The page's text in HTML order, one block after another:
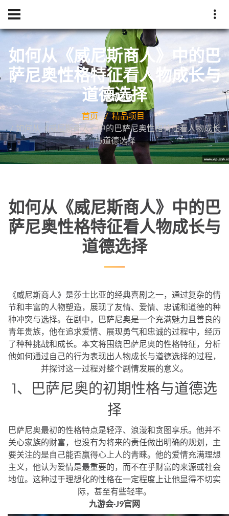
如何从《威尼斯商人》中的巴
萨尼奥性格特征看人物成长与
道德选择
首页
精品项目
如何从《威尼斯商人》中的巴萨尼奥性格特征看人物成长
与道德选择
如何从《威尼斯商人》中的巴
萨尼奥性格特征看人物成长与
道德选择
《威尼斯商人》是莎士比亚的经典喜剧之一，通过复杂的情
节和丰富的人物塑造，展现了友情、爱情、忠诚和道德的种
种冲突与选择。在剧中，巴萨尼奥是一个充满魅力且善良的
青年贵族，他在追求爱情、展现勇气和忠诚的过程中，经历
了种种挑战和成长。本文将围绕巴萨尼奥的性格特征，分析
他如何通过自己的行为表现出人物成长与道德选择的过程，
并探讨这一过程对整个剧情发展的意义。
1、巴萨尼奥的初期性格与道德选
择
巴萨尼奥最初的性格特点是轻浮、浪漫和贪图享乐。他并不
关心家族的财富，也没有为将来的责任做出明确的规划，主
要关注的是自己能否赢得心上人的青睐。他的爱情充满理想
主义，他认为爱情是最重要的，而不在乎财富的来源或社会
地位。这种过于理想化的性格在一定程度上让他显得不切实
际，甚至有些轻率。
九游会·J9官网